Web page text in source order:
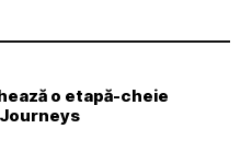
o etapă-cheie